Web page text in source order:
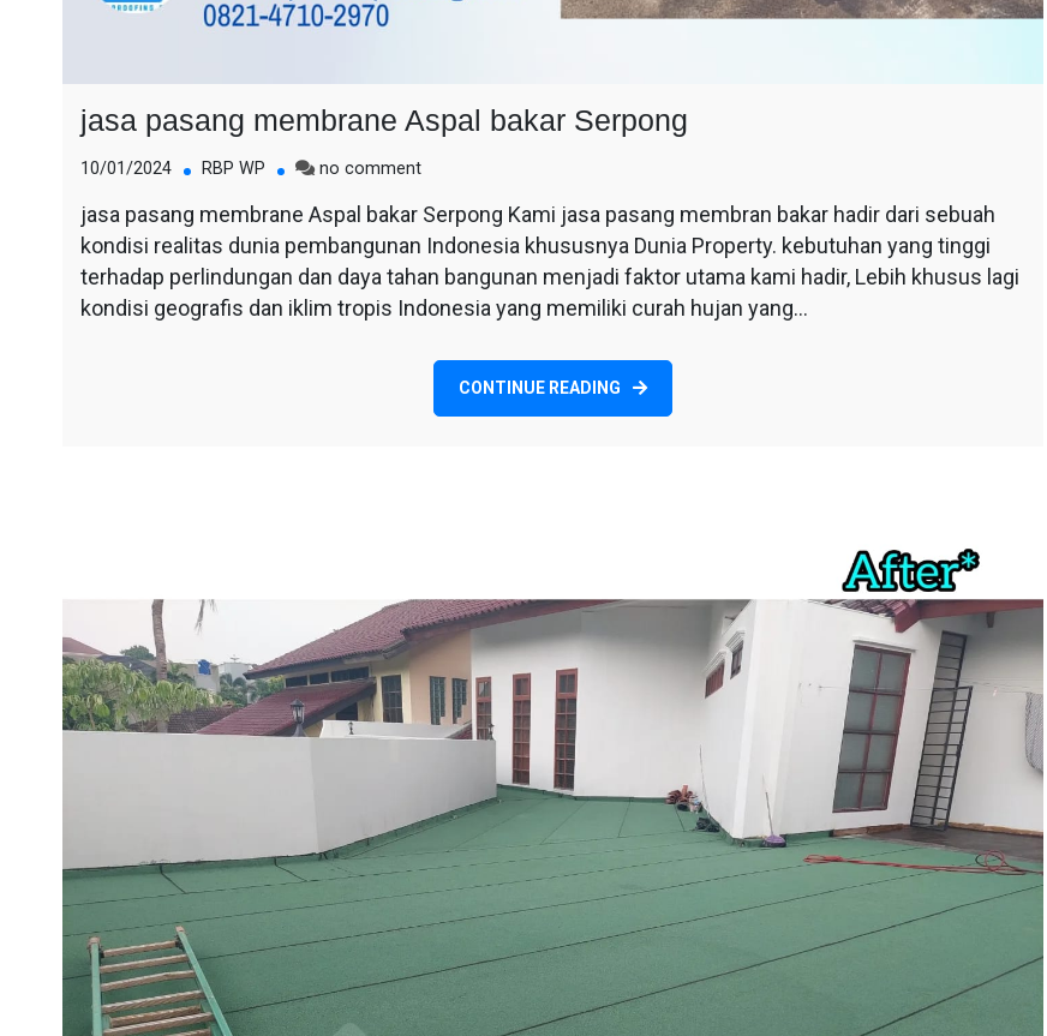
jasa pasang membrane Aspal bakar Serpong
10/01/2024 RBP WP no commenton
pasang
membrane
Aspal
Serpong
jasa pasang membrane Aspal bakar Serpong Kami jasa pasang membran bakar hadir dari sebuah
kondisi realitas dunia pembangunan Indonesia khususnya Dunia Property. kebutuhan yang tinggi
terhadap perlindungan dan daya tahan bangunan menjadi faktor utama kami hadir, Lebih khusus lagi
kondisi geografis dan iklim tropis Indonesia yang memiliki curah hujan yang…
CONTINUE READING